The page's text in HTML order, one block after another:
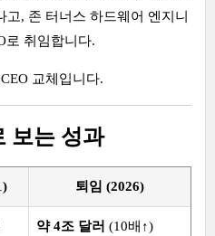
, 존 터너스 하드웨어 엔지니
로 취임합니다.
교체입니다.
보는 성과
퇴임 (2026)
약 4조 달러 (10배↑)